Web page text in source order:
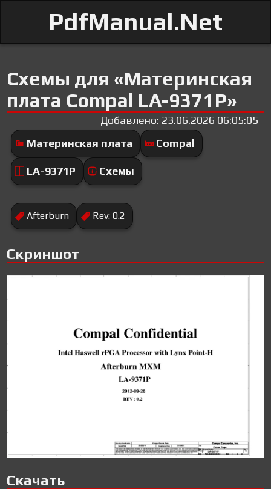
PdfManual.Net
Схемы для «Материнская
плата Compal LA-9371P»
Добавлено: 23.06.2026 06:05:05
Материнская плата
Compal
LA-9371P Схемы
Afterburn Rev: 0.2
Скриншот
Скачать